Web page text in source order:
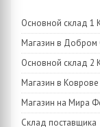
Основной склад 1
Магазин в
Основной склад 2
Магазин в
Магазин на Мира
Склад поставщика